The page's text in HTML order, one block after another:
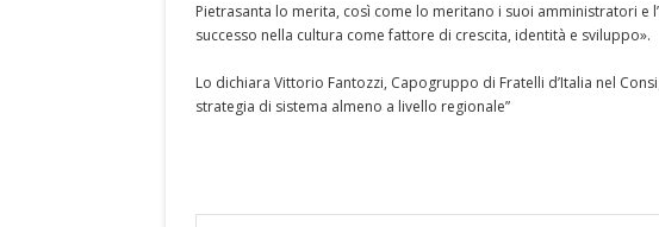
Pietrasanta lo merita, così come lo meritano i suoi amministratori e
successo nella cultura come fattore di crescita, identità e sviluppo».
Lo dichiara Vittorio Fantozzi, Capogruppo di Fratelli d’Italia nel
strategia di sistema almeno a livello regionale”